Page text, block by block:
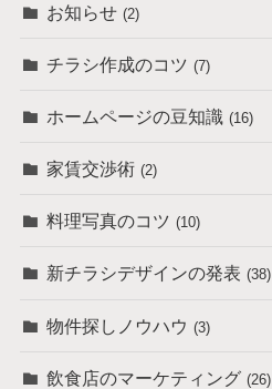
お知らせ (2)
チラシ作成のコツ (7)
ホームページの豆知識 (16)
家賃交渉術 (2)
料理写真のコツ (10)
新チラシデザインの発表 (38)
物件探しノウハウ (3)
飲食店のマーケティング (26)